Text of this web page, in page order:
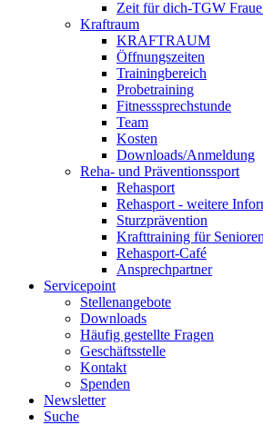
Zeit für dich-TGW
Kraftraum
KRAFTRAUM
Öffnungszeiten
Trainingbereich
Probetraining
Fitnesssprechstunde
Team
Kosten
Downloads/Anmeldung
Reha- und Präventionssport
Rehasport
Rehasport - weitere
Sturzprävention
Krafttraining für Senioren
Rehasport-Café
Ansprechpartner
Servicepoint
Stellenangebote
Downloads
Häufig gestellte Fragen
Geschäftsstelle
Kontakt
Spenden
Newsletter
Suche